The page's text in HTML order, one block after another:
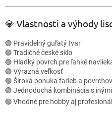
💎 Vlastnosti a výhody
🟢 Pravidelný guľatý tvar
🟢 Tradičné české sklo
🟢 Hladký povrch pre ľahké
🟢 Výrazná veľkosť
🟢 Široká ponuka farieb a
🟢 Jednoduchá kombinácia s
🟢 Vhodné pre hobby aj